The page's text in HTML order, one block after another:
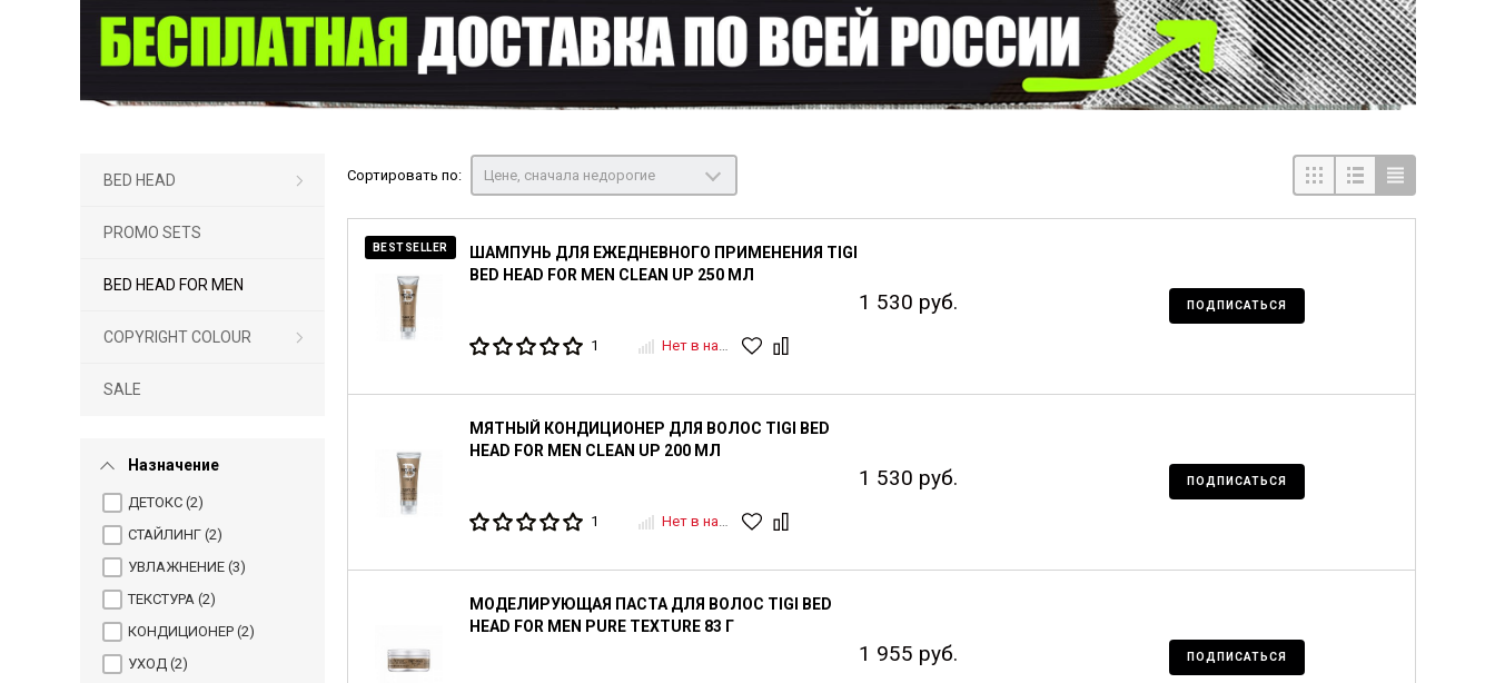
BED HEAD
PROMO SETS
BED HEAD FOR MEN
COPYRIGHT COLOUR
SALE
Назначение
ДЕТОКС (2)
СТАЙЛИНГ (2)
УВЛАЖНЕНИЕ (3)
ТЕКСТУРА (2)
КОНДИЦИОНЕР (2)
УХОД (2)
Сортировать по: Цене, сначала недорогие
BESTSELLER
ШАМПУНЬ ДЛЯ ЕЖЕДНЕВНОГО ПРИМЕНЕНИЯ TIGI
BED HEAD FOR MEN CLEAN UP 250 МЛ
1 Нет в наличии
1 530 руб. ПОДПИСАТЬСЯ
МЯТНЫЙ КОНДИЦИОНЕР ДЛЯ ВОЛОС TIGI BED
HEAD FOR MEN CLEAN UP 200 МЛ
1 Нет в наличии
1 530 руб. ПОДПИСАТЬСЯ
МОДЕЛИРУЮЩАЯ ПАСТА ДЛЯ ВОЛОС TIGI BED
HEAD FOR MEN PURE TEXTURE 83 Г
1 955 руб. ПОДПИСАТЬСЯ